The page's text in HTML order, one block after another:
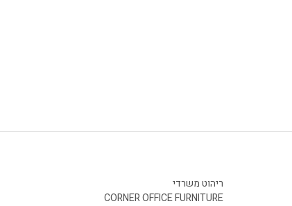
ריהוט משרדי
CORNER OFFICE FURNITURE